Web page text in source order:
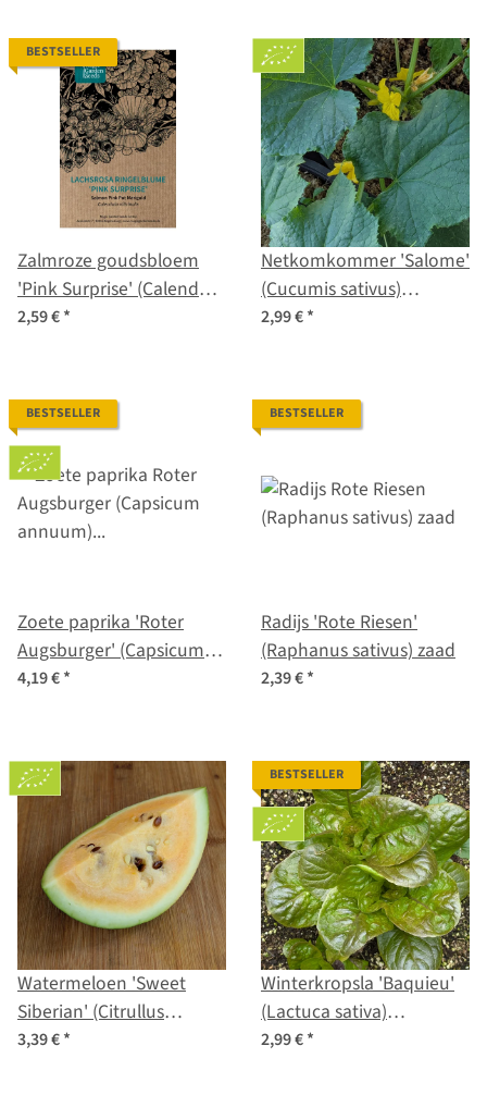
BESTSELLER
Zalmroze goudsbloem
'Pink Surprise' (Calendula
officinalis) zaad
2,59 €*
Netkomkommer 'Salome'
(Cucumis sativus)
biologisch zaad
2,99 €*
BESTSELLER
Zoete paprika 'Roter
Augsburger' (Capsicum
annuum) biologisch zaad
4,19 €*
BESTSELLER
Radijs 'Rote Riesen'
(Raphanus sativus) zaad
2,39 €*
Watermeloen 'Sweet
Siberian' (Citrullus
lanatus) biologisch zaad
3,39 €*
BESTSELLER
Winterkropsla 'Baquieu'
(Lactuca sativa)
biologische zaden
2,99 €*